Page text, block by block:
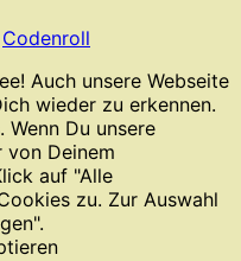
Codenroll
Auch unsere Webseite
wieder zu erkennen.
Du unsere
Deinem
auf "Alle
zu. Zur Auswahl